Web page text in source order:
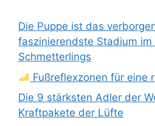
Die Puppe ist das
faszinierendste Stadium im
Schmetterlings
Fußreflexzonen für eine
Die 9 stärksten Adler der
Kraftpakete der Lüfte